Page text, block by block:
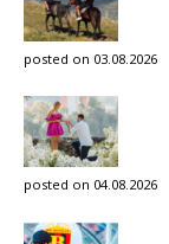
posted on 03.08.2026
posted on 04.08.2026